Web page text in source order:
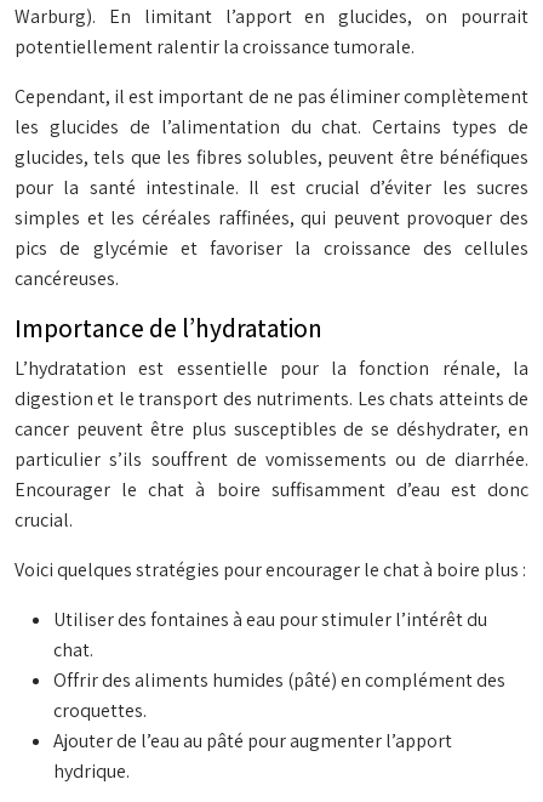
Warburg). En limitant l’apport en glucides, on pourrait
potentiellement ralentir la croissance tumorale.
Cependant, il est important de ne pas éliminer complètement
les glucides de l’alimentation du chat. Certains types de
glucides, tels que les fibres solubles, peuvent être bénéfiques
pour la santé intestinale. Il est crucial d’éviter les sucres
simples et les céréales raffinées, qui peuvent provoquer des
pics de glycémie et favoriser la croissance des cellules
cancéreuses.
Importance de l’hydratation
L’hydratation est essentielle pour la fonction rénale, la
digestion et le transport des nutriments. Les chats atteints de
cancer peuvent être plus susceptibles de se déshydrater, en
particulier s’ils souffrent de vomissements ou de diarrhée.
Encourager le chat à boire suffisamment d’eau est donc
crucial.
Voici quelques stratégies pour encourager le chat à boire plus :
Utiliser des fontaines à eau pour stimuler l’intérêt du
chat.
Offrir des aliments humides (pâté) en complément des
croquettes.
Ajouter de l’eau au pâté pour augmenter l’apport
hydrique.